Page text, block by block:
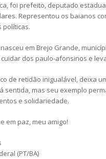
foi prefeito, deputado
Representou os baianos
políticas.
em Brejo Grande,
dos paulo-afonsinos e
de retidão inigualável, deixa
sentida, mas seu exemplo
e solidariedade.
em paz, meu amigo!
(PT/BA)